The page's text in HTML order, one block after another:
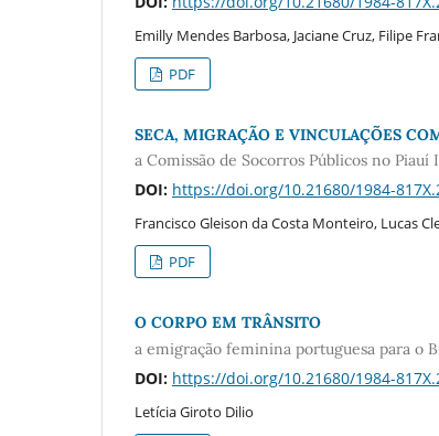
Emilly Mendes Barbosa, Jaciane Cruz, Filipe
PDF
SECA, MIGRAÇÃO E VINCULAÇÕES
a Comissão de Socorros Públicos no Piauí
DOI: https://doi.org/10.21680/1984-
Francisco Gleison da Costa Monteiro, Lucas
PDF
O CORPO EM TRÂNSITO
a emigração feminina portuguesa para o
DOI: https://doi.org/10.21680/1984-
Letícia Giroto Dilio